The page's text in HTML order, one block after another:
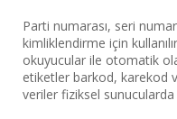
Parti numarası, seri
kimliklendirme için
okuyucular ile otomatik
etiketler barkod, karekod
veriler fiziksel